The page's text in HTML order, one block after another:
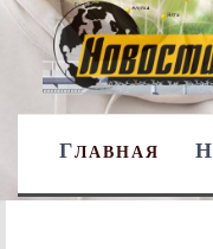
ГЛАВНАЯ Н